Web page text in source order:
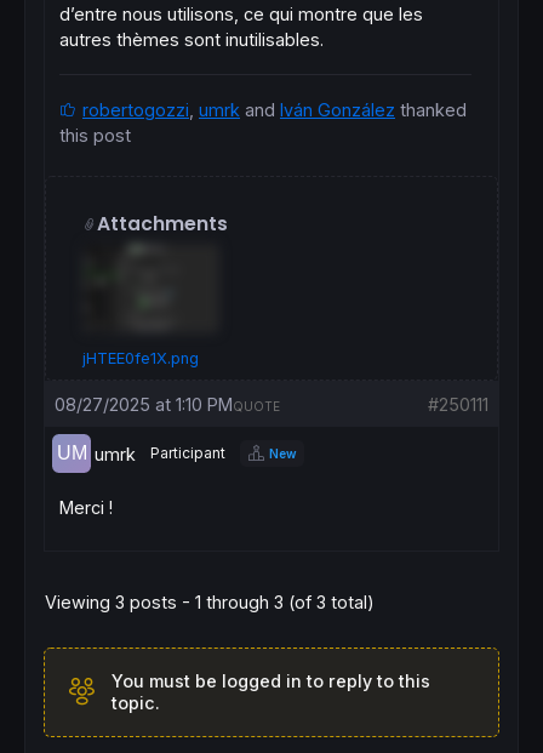
d’entre nous utilisons, ce qui montre que les
autres thèmes sont inutilisables.
robertogozzi umrk and Iván González thanked
this post
Attachments
jHTEE0fe1X.png
08/27/2025 at 1:10 PM #250111
QUOTE
umrk Participant New
Merci !
Viewing 3 posts - 1 through 3 (of 3 total)
You must be logged in to reply to this
topic.